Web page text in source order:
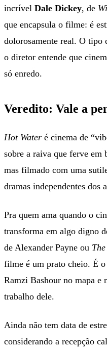
incrível Dale Dickey, de
que encapsula o filme: é
dolorosamente real. O tipo
o diretor entende que
só enredo.
Veredito: Vale a
Hot Water é cinema de
sobre a raiva que ferve em
mas filmado com uma
dramas independentes dos
Pra quem ama quando o
transforma em algo digno
de Alexander Payne ou
filme é um prato cheio. É
Ramzi Bashour no mapa e
trabalho dele.
Ainda não tem data de
considerando a recepção